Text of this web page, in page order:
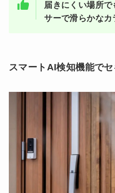
届きにくい場所
サーで滑らかなカ
スマートAI検知機能で